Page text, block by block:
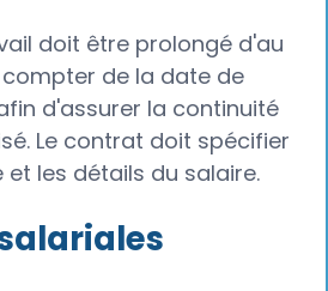
doit être prolongé d'au
de la date de
d'assurer la continuité
Le contrat doit spécifier
les détails du salaire.